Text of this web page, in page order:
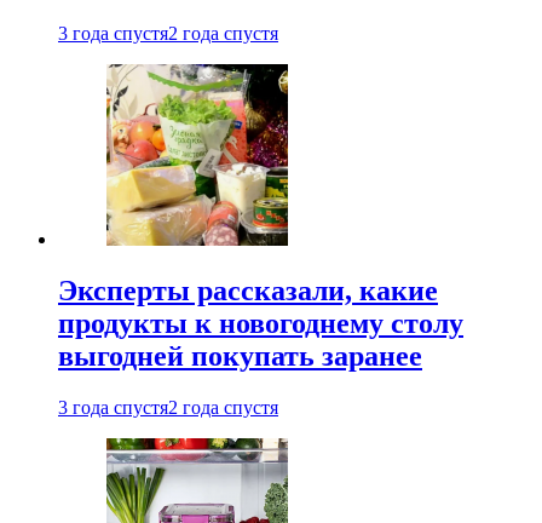
3 года спустя2 года спустя
Эксперты рассказали, какие
продукты к новогоднему столу
выгодней покупать заранее
3 года спустя2 года спустя